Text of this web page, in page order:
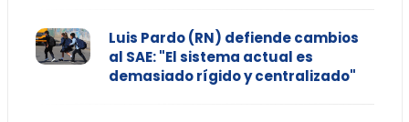
Luis Pardo (RN) defiende cambios
al SAE: "El sistema actual es
demasiado rígido y centralizado"